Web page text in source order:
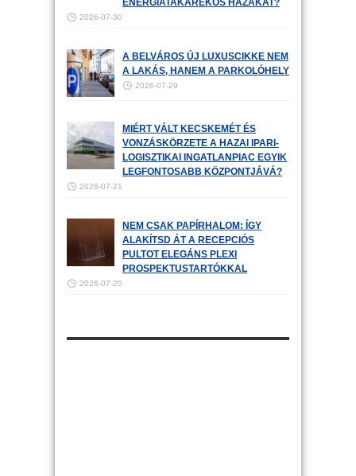
ENERGIATAKARÉKOS HÁZAKAT?
2026-07-30
A BELVÁROS ÚJ LUXUSCIKKE NEM
A LAKÁS, HANEM A PARKOLÓHELY
2026-07-29
MIÉRT VÁLT KECSKEMÉT ÉS
VONZÁSKÖRZETE A HAZAI IPARI-
LOGISZTIKAI INGATLANPIAC EGYIK
LEGFONTOSABB KÖZPONTJÁVÁ?
2026-07-21
NEM CSAK PAPÍRHALOM: ÍGY
ALAKÍTSD ÁT A RECEPCIÓS
PULTOT ELEGÁNS PLEXI
PROSPEKTUSTARTÓKKAL
2026-07-20